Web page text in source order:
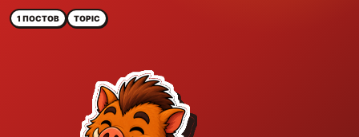
1 ПОСТОВ TOPIC